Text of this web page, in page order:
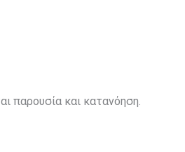
παρουσία και κατανόηση.